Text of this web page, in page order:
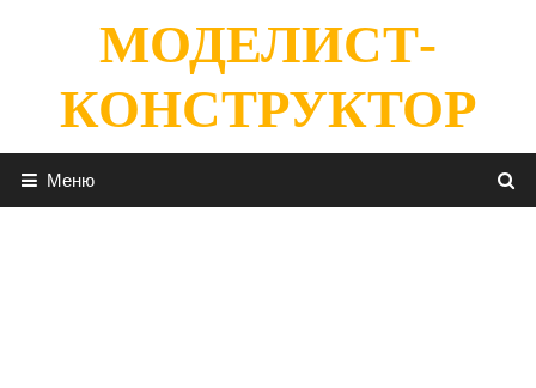
содержимомуМОДЕЛИСТ-
КОНСТРУКТОР
Меню